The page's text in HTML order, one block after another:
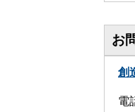
お
創
電